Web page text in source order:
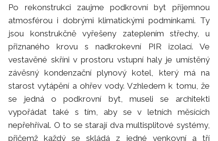
Po rekonstrukci zaujme podkrovní byt příjemnou
atmosférou i dobrými klimatickými podmínkami. Ty
jsou konstrukčně vyřešeny zateplením střechy, u
přiznaného krovu s nadkrokevní PIR izolací. Ve
vestavěné skříni v prostoru vstupní haly je umístěný
závěsný kondenzační plynový kotel, který má na
starost vytápění a ohřev vody. Vzhledem k tomu, že
se jedná o podkrovní byt, museli se architekti
vypořádat také s tím, aby se v letních měsících
nepřehříval. O to se starají dva multisplitové systémy,
přičemž každý se skládá z jedné venkovní a tří